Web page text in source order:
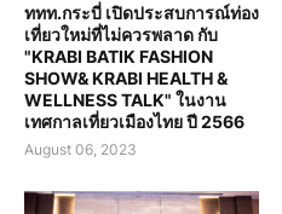
ททท.กระบี่ เปิดประสบการณ์ท่อง
เที่ยวใหม่ที่ไม่ควรพลาด กับ
"KRABI BATIK FASHION
SHOW& KRABI HEALTH &
WELLNESS TALK" ในงาน
เทศกาลเที่ยวเมืองไทย ปี 2566
August 06, 2023